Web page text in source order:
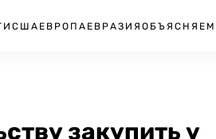
США ЕВРОПА ЕВРАЗИЯ ОБЪЯСНЯЕМ
закупить у